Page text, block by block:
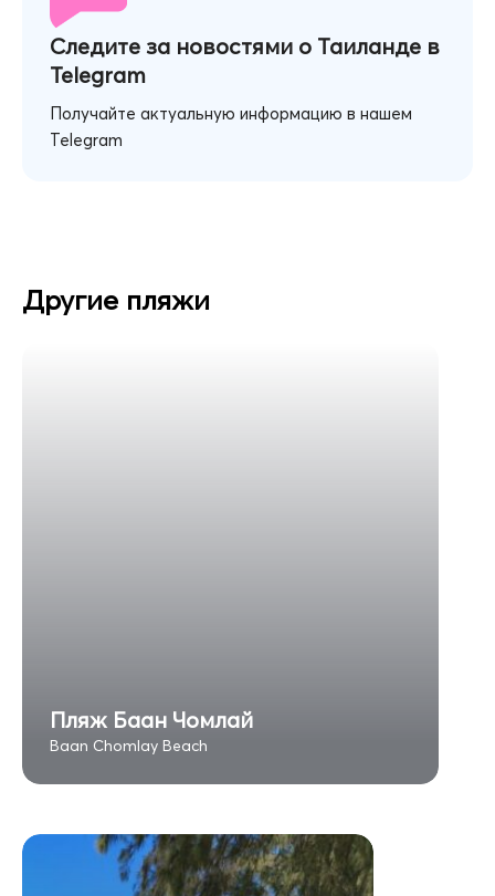
Следите за новостями о Таиланде в
Telegram
Получайте актуальную информацию в нашем
Telegram
Другие пляжи
Пляж Баан Чомлай
Baan Chomlay Beach